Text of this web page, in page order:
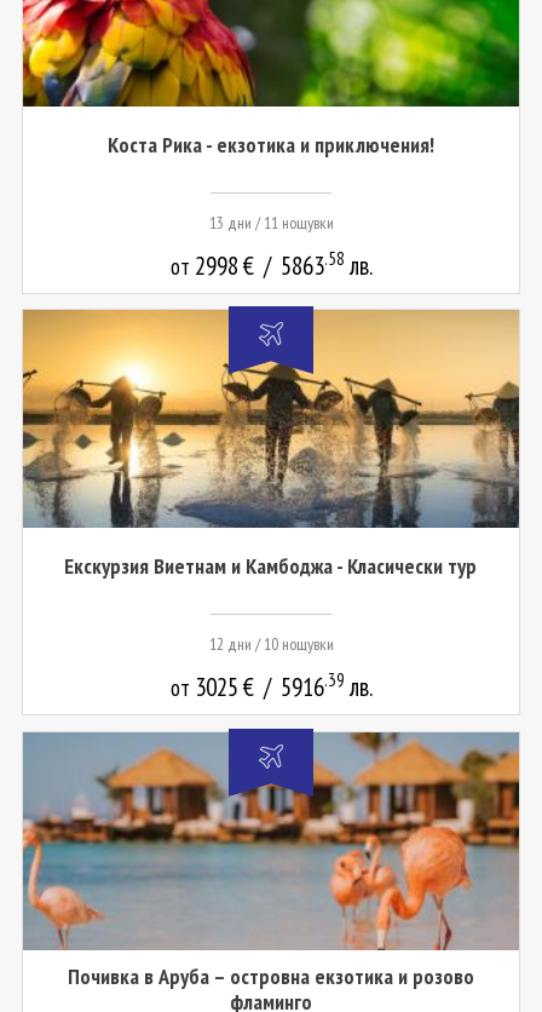
Коста Рика - екзотика и приключения!
13 дни / 11 нощувки
от 2998€ / 5863.58 лв.
Екскурзия Виетнам и Камбоджа - Класически тур
12 дни / 10 нощувки
от 3025€ / 5916.39 лв.
Почивка в Аруба – островна екзотика и розово
фламинго